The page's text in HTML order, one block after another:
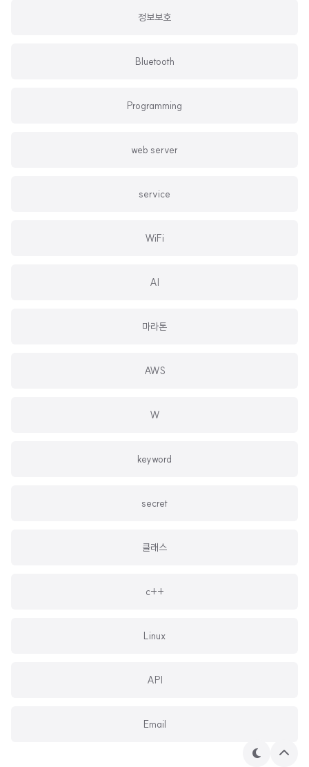
정보보호
Bluetooth
Programming
web server
service
WiFi
AI
마라톤
AWS
W
keyword
secret
클래스
c++
Linux
API
Email
테
상